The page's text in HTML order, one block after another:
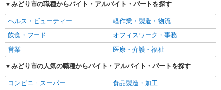
みどり市の職種からバイト・アルバイト・パートを探す
ヘルス・ビューティー
軽作業・製造・物流
飲食・フード
オフィスワーク・事務
営業
医療・介護・福祉
みどり市の人気の職種からバイト・アルバイト・パートを探す
コンビニ・スーパー
食品製造・加工